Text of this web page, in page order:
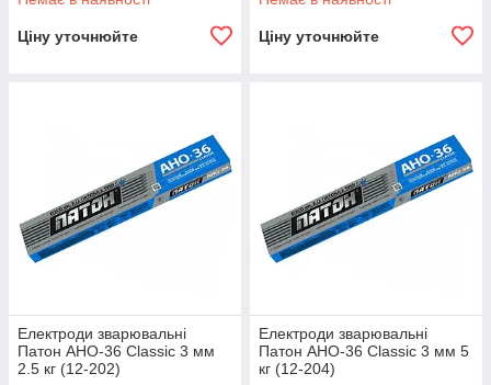
Ціну уточнюйте Ціну уточнюйте
Електроди зварювальні
Патон АНО-36 Classic 3 мм
2.5 кг (12-202)
Електроди зварювальні
Патон АНО-36 Classic 3 мм 5
кг (12-204)